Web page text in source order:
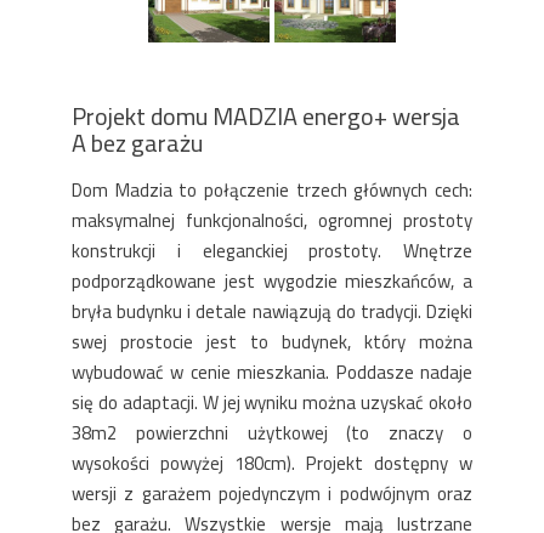
Projekt domu MADZIA energo+ wersja
A bez garażu
Dom Madzia to połączenie trzech głównych cech:
maksymalnej funkcjonalności, ogromnej prostoty
konstrukcji i eleganckiej prostoty. Wnętrze
podporządkowane jest wygodzie mieszkańców, a
bryła budynku i detale nawiązują do tradycji. Dzięki
swej prostocie jest to budynek, który można
wybudować w cenie mieszkania. Poddasze nadaje
się do adaptacji. W jej wyniku można uzyskać około
38m2 powierzchni użytkowej (to znaczy o
wysokości powyżej 180cm). Projekt dostępny w
wersji z garażem pojedynczym i podwójnym oraz
bez garażu. Wszystkie wersje mają lustrzane